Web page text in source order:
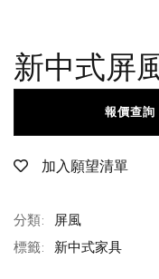
新中式屏
加入願望清單
報價查詢
分類: 屏風
標籤: 新中式家具